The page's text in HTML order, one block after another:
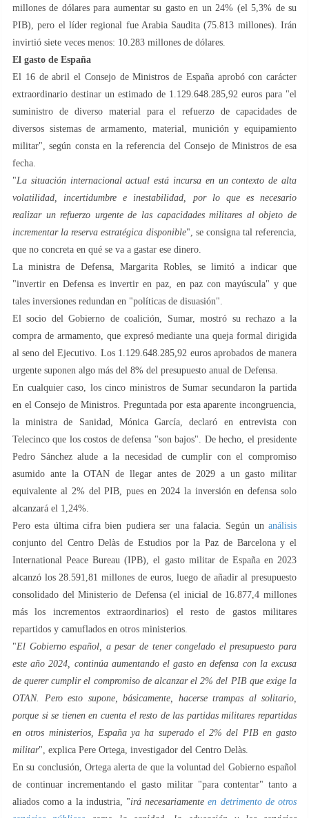
millones de dólares para aumentar su gasto en un 24% (el 5,3% de su
PIB), pero el líder regional fue Arabia Saudita (75.813 millones). Irán
invirtió siete veces menos: 10.283 millones de dólares.
El gasto de España
El 16 de abril el Consejo de Ministros de España aprobó con carácter
extraordinario destinar un estimado de 1.129.648.285,92 euros para "el
suministro de diverso material para el refuerzo de capacidades de
diversos sistemas de armamento, material, munición y equipamiento
militar", según consta en la referencia del Consejo de Ministros de esa
fecha.
"La situación internacional actual está incursa en un contexto de alta
volatilidad, incertidumbre e inestabilidad, por lo que es necesario
realizar un refuerzo urgente de las capacidades militares al objeto de
incrementar la reserva estratégica disponible", se consigna tal referencia,
que no concreta en qué se va a gastar ese dinero.
La ministra de Defensa, Margarita Robles, se limitó a indicar que
"invertir en Defensa es invertir en paz, en paz con mayúscula" y que
tales inversiones redundan en "políticas de disuasión".
El socio del Gobierno de coalición, Sumar, mostró su rechazo a la
compra de armamento, que expresó mediante una queja formal dirigida
al seno del Ejecutivo. Los 1.129.648.285,92 euros aprobados de manera
urgente suponen algo más del 8% del presupuesto anual de Defensa.
En cualquier caso, los cinco ministros de Sumar secundaron la partida
en el Consejo de Ministros. Preguntada por esta aparente incongruencia,
la ministra de Sanidad, Mónica García, declaró en entrevista con
Telecinco que los costos de defensa "son bajos". De hecho, el presidente
Pedro Sánchez alude a la necesidad de cumplir con el compromiso
asumido ante la OTAN de llegar antes de 2029 a un gasto militar
equivalente al 2% del PIB, pues en 2024 la inversión en defensa solo
alcanzará el 1,24%.
Pero esta última cifra bien pudiera ser una falacia. Según un análisis
conjunto del Centro Delàs de Estudios por la Paz de Barcelona y el
International Peace Bureau (IPB), el gasto militar de España en 2023
alcanzó los 28.591,81 millones de euros, luego de añadir al presupuesto
consolidado del Ministerio de Defensa (el inicial de 16.877,4 millones
más los incrementos extraordinarios) el resto de gastos militares
repartidos y camuflados en otros ministerios.
"El Gobierno español, a pesar de tener congelado el presupuesto para
este año 2024, continúa aumentando el gasto en defensa con la excusa
de querer cumplir el compromiso de alcanzar el 2% del PIB que exige la
OTAN. Pero esto supone, básicamente, hacerse trampas al solitario,
porque si se tienen en cuenta el resto de las partidas militares repartidas
en otros ministerios, España ya ha superado el 2% del PIB en gasto
militar", explica Pere Ortega, investigador del Centro Delàs.
En su conclusión, Ortega alerta de que la voluntad del Gobierno español
de continuar incrementando el gasto militar "para contentar" tanto a
aliados como a la industria, "irá necesariamenteen detrimento de otros